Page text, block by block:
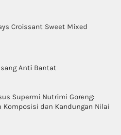
Croissant Sweet Mixed
Anti Bantat
Supermi Nutrimi Goreng:
Komposisi dan Kandungan Nilai